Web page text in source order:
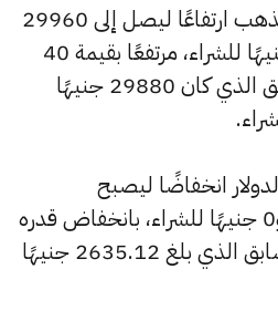
كما سجل سعر الجنيه الذهب ارتفاعًا ليصل إلى 29960
جنيهًا للبيع و29760 جنيهًا للشراء، مرتفعًا بقيمة 40
جنيهات عن السعر السابق الذي كان 29880 جنيهًا
انخفاضًا ليصبح
2633.01 جنيهًا للبيع و0 جنيهًا للشراء، بانخفاض قدره
0 جنيهات عن السعر السابق الذي بلغ 2635.12 جنيهًا